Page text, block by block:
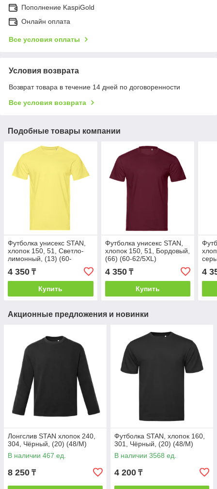
Пополнение KaspiGold
Онлайн оплата
Все условия оплаты
Условия возврата
Возврат товара в течение 14 дней по договоренности
Все условия возврата
Подобные товары компании
Футболка унисекс STAN,
хлопок 150, 51, Светло-
лимонный, (13) (60-
62/5XL)
4 350 ₸
Купить
Футболка унисекс STAN,
хлопок 150, 51, Бордовый,
(66) (60-62/5XL)
4 350₸
Купить
4
Акционные предложения и новинки
Лонгслив STAN хлопок 240,
304, Чёрный, (20) (48/M)
В наличии 467 ед.
8 250 ₸
Футболка STAN, хлопок 160,
301, Чёрный, (20) (48/M)
В наличии 3568 ед.
4 200 ₸